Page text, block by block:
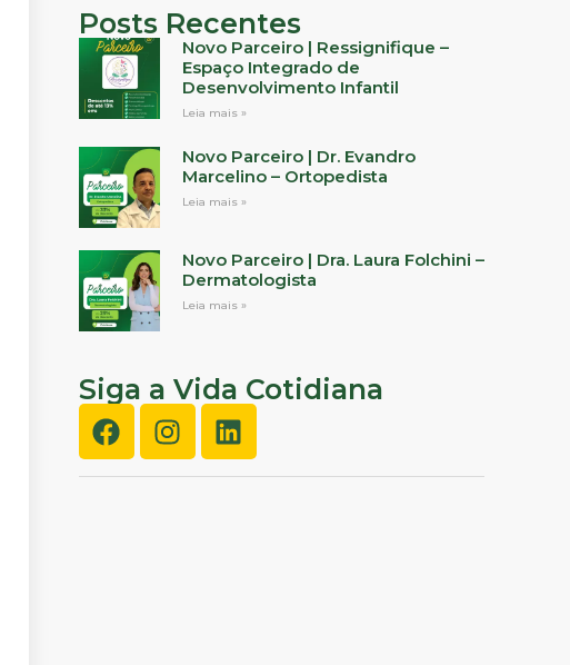
Posts Recentes
Novo Parceiro | Ressignifique –
Espaço Integrado de
Desenvolvimento Infantil
Leia mais »
Novo Parceiro | Dr. Evandro
Marcelino – Ortopedista
Leia mais »
Novo Parceiro | Dra. Laura Folchini –
Dermatologista
Leia mais »
Siga a Vida Cotidiana